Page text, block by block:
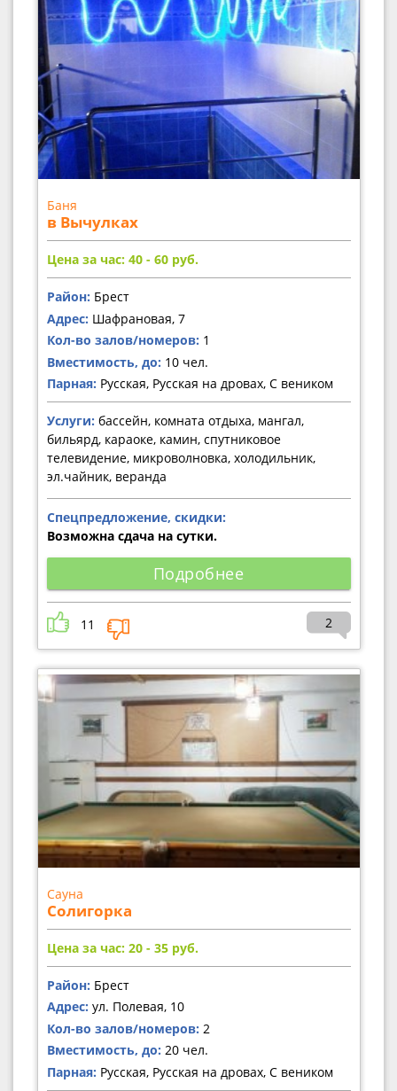
Баня
в Вычулках
Цена за час: 40 - 60 руб.
Район: Брест
Адрес: Шафрановая, 7
Кол-во залов/номеров: 1
Вместимость, до: 10 чел.
Парная: Русская, Русская на дровах, С веником
Услуги: бассейн, комната отдыха, мангал,
бильярд, караоке, камин, спутниковое
телевидение, микроволновка, холодильник,
эл.чайник, веранда
Спецпредложение, скидки:
Возможна сдача на сутки.
Подробнее
11 2
Сауна
Солигорка
Цена за час: 20 - 35 руб.
Район: Брест
Адрес: ул. Полевая, 10
Кол-во залов/номеров: 2
Вместимость, до: 20 чел.
Парная: Русская, Русская на дровах, С веником